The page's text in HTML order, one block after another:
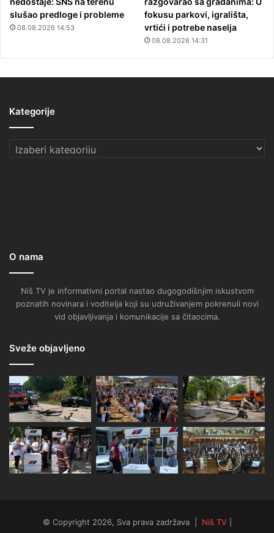
slušao predloge i probleme
08.08.2026 14:53
fokusu parkovi, igrališta,
vrtići i potrebe naselja
08.08.2026 14:31
Kategorije
Kategorije
O nama
Niš TV je informativni portal nastao dugogodišnjim iskustvom
poznatih novinara i voditelja koji su udruživanjem pokrenuli novi
vid objavljivanja i komunikacije sa čitaocima.
Sveže objavljeno
© Copyright 2026, Sva prava zadržava | Niš TV|